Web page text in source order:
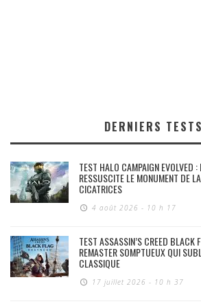
DERNIERS TESTS
TEST HALO CAMPAIGN EVOLVED :
RESSUSCITE LE MONUMENT DE
CICATRICES
4 août 2026 - 10 h 17
TEST ASSASSIN’S CREED BLACK
REMASTER SOMPTUEUX QUI
CLASSIQUE
17 juillet 2026 - 10 h 37